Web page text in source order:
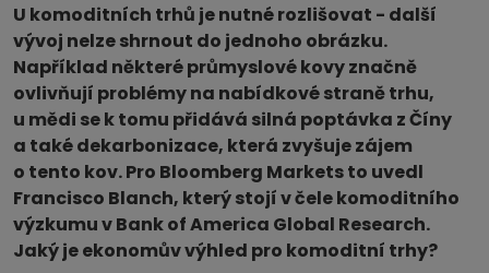
U komoditních trhů je nutné rozlišovat - další
vývoj nelze shrnout do jednoho obrázku.
Například některé průmyslové kovy značně
ovlivňují problémy na nabídkové straně trhu,
u mědi se k tomu přidává silná poptávka z Číny
a také dekarbonizace, která zvyšuje zájem
o tento kov. Pro Bloomberg Markets to uvedl
Francisco Blanch, který stojí v čele komoditního
výzkumu v Bank of America Global Research.
Jaký je ekonomův výhled pro komoditní trhy?